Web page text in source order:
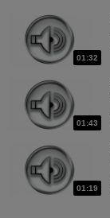
01:32
01:43
01:19